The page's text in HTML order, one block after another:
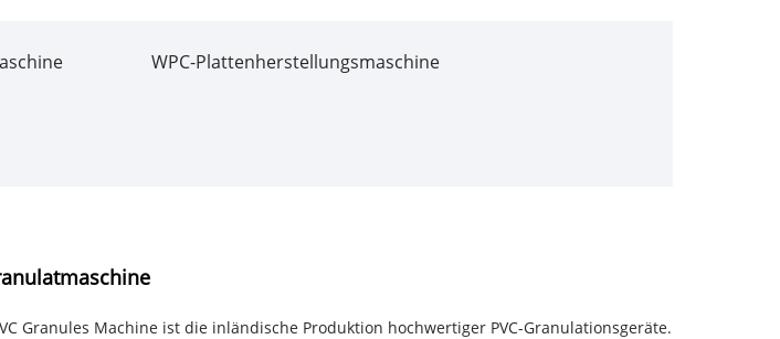
WPC-Plattenherstellungsmaschine
Granules Machine ist die inländische Produktion hochwertiger PVC-Granulationsgeräte.